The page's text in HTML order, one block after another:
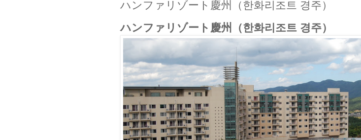
ハンファリゾート慶州（한화리조트 경주）
ハンファリゾート慶州（한화리조트 경주）